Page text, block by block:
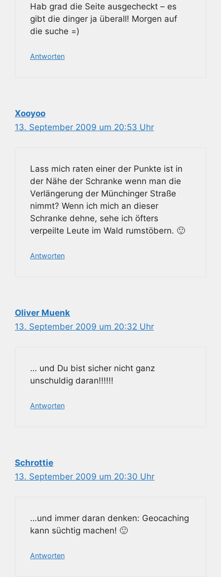
Hab grad die Seite ausgecheckt – es
gibt die dinger ja überall! Morgen auf
die suche =)
Antworten
Xooyoo
13. September 2009 um 20:53 Uhr
Lass mich raten einer der Punkte ist in
der Nähe der Schranke wenn man die
Verlängerung der Münchinger Straße
nimmt? Wenn ich mich an dieser
Schranke dehne, sehe ich öfters
verpeilte Leute im Wald rumstöbern. 🙂
Antworten
Oliver Muenk
13. September 2009 um 20:32 Uhr
… und Du bist sicher nicht ganz
unschuldig daran!!!!!!
Antworten
Schrottie
13. September 2009 um 20:30 Uhr
…und immer daran denken: Geocaching
kann süchtig machen! 🙂
Antworten